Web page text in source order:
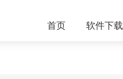
首页 软件下载